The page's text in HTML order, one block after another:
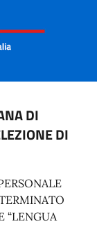
DI
DI
“LENGUA